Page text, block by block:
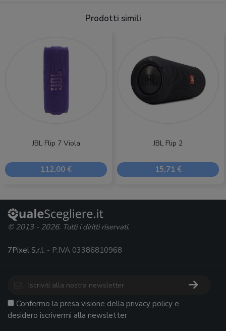
Prodotti simili
JBL Flip 7 Viola
112,00 €
JBL Flip 2
15,71 €
© 2013 - 2026. Tutti i diritti riservati.
7Pixel S.r.l. - P.IVA 03386810968
Confermo la presa visione della privacy policy e
desidero iscrivermi alla newsletter